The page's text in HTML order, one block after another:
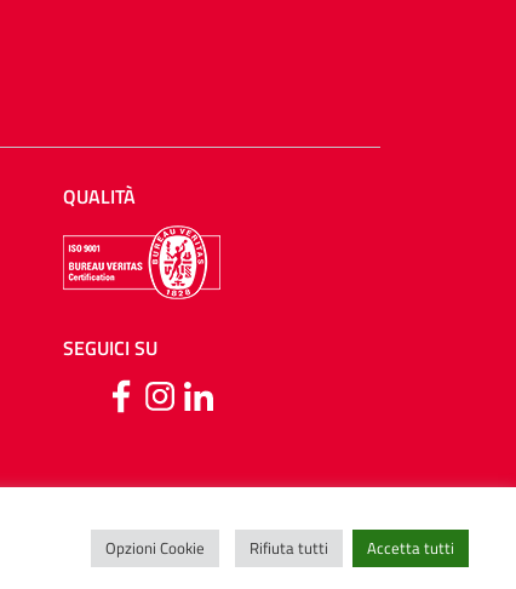
QUALITÀ
SEGUICI SU
Opzioni Cookie Rifiuta tutti Accetta tutti